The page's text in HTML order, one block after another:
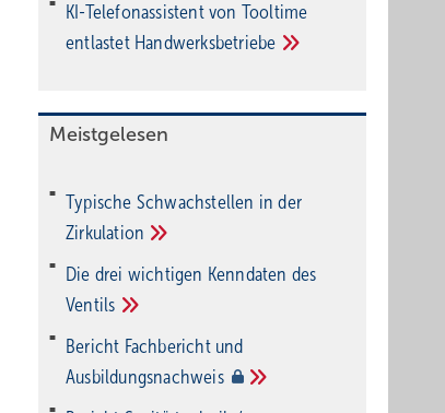
KI-Telefonassistent von Tooltime
entlastet Hand­werks­be­triebe
Meistgelesen
Typische Schwachstellen in der
Zirkulation
Die drei wichtigen Kenndaten des
Ventils
Bericht Fachbericht und
Ausbildungsnachweis